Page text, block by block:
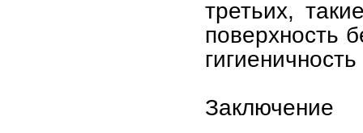
третьих,
поверхность
Заключение